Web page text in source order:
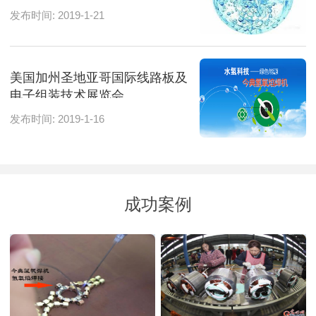
发布时间: 2019-1-21
美国加州圣地亚哥国际线路板及
电子组装技术展览会
发布时间: 2019-1-16
成功案例